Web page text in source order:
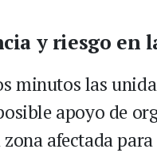
y riesgo en
minutos las
apoyo de
afectada